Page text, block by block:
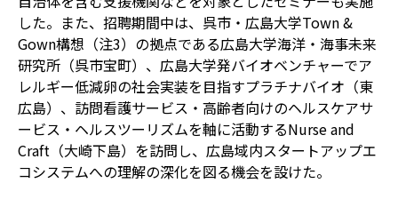
した。また、招聘期間中は、呉市・広島大学Town &
Gown構想（注3）の拠点である広島大学海洋・海事未来
研究所（呉市宝町）、広島大学発バイオベンチャーでア
レルギー低減卵の社会実装を目指すプラチナバイオ（東
広島）、訪問看護サービス・高齢者向けのヘルスケアサ
ービス・ヘルスツーリズムを軸に活動するNurse and
Craft（大崎下島）を訪問し、広島域内スタートアップエ
コシステムへの理解の深化を図る機会を設けた。